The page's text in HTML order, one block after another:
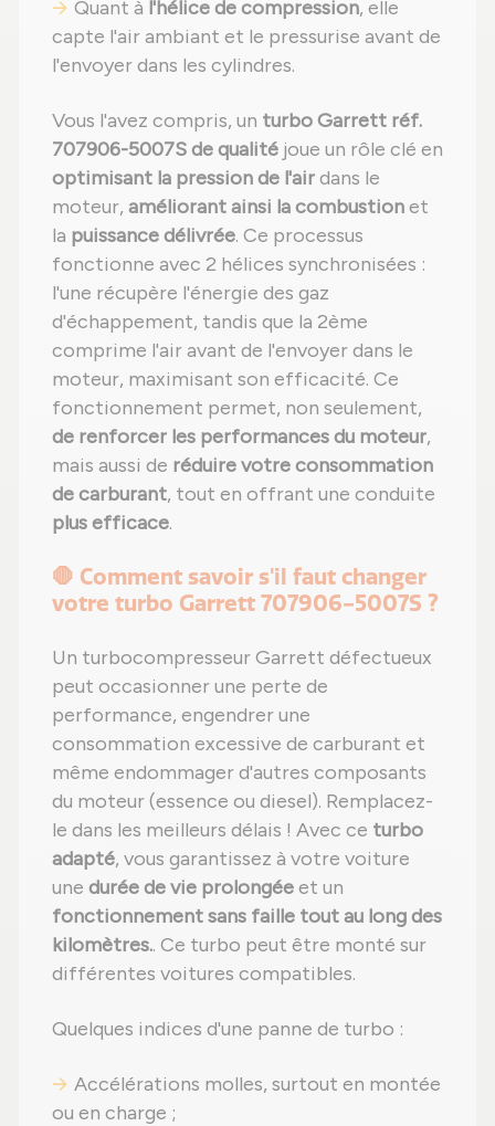
Quant à l'hélice de compression, elle
capte l'air ambiant et le pressurise avant de
l'envoyer dans les cylindres.
Vous l'avez compris, un turbo Garrett réf.
707906-5007S de qualité joue un rôle clé en
optimisant la pression de l'airdans le
moteur, améliorant ainsi la combustionet
la puissance délivrée. Ce processus
fonctionne avec 2 hélices synchronisées :
l'une récupère l'énergie des gaz
d'échappement, tandis que la 2ème
comprime l'air avant de l'envoyer dans le
moteur, maximisant son efficacité. Ce
fonctionnement permet, non seulement,
de renforcer les performances du moteur,
mais aussi de réduire votre consommation
de carburant, tout en offrant une conduite
plus efficace.
🛑 Comment savoir s'il faut changer
votre turbo Garrett 707906-5007S ?
Un turbocompresseur Garrett défectueux
peut occasionner une perte de
performance, engendrer une
consommation excessive de carburant et
même endommager d'autres composants
du moteur (essence ou diesel). Remplacez-
le dans les meilleurs délais ! Avec ce turbo
adapté, vous garantissez à votre voiture
une durée de vie prolongéeet un
fonctionnement sans faille tout au long des
kilomètres.. Ce turbo peut être monté sur
différentes voitures compatibles.
Quelques indices d'une panne de turbo :
Accélérations molles, surtout en montée
ou en charge ;